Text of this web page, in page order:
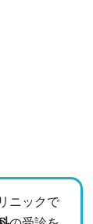
ニックで